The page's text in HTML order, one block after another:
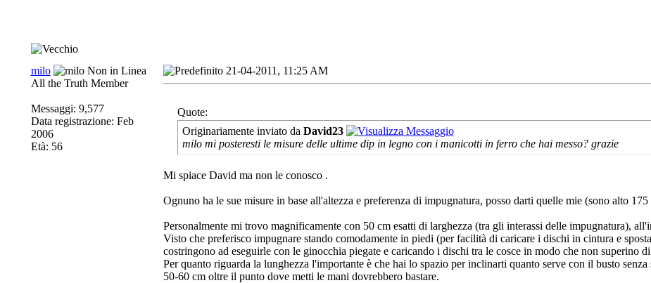
milo
All the Truth Member
Messaggi: 9,577
Data registrazione: Feb
2006
Età: 56
21-04-2011, 11:25 AM
Quote:
Originariamente inviato da David23
milo mi posteresti le misure delle ultime dip in legno con i manicotti in ferro che hai messo? grazie
Mi spiace David ma non le conosco .
Ognuno ha le sue misure in base all'altezza e preferenza di impugnatura, posso darti quelle mie (sono alto
Personalmente mi trovo magnificamente con 50 cm esatti di larghezza (tra gli interassi delle impugnatura),
Visto che preferisco impugnare stando comodamente in piedi (per facilità di caricare i dischi in cintura e
costringono ad eseguirle con le ginocchia piegate e caricando i dischi tra le cosce in modo che non superino
Per quanto riguarda la lunghezza l'importante è che hai lo spazio per inclinarti quanto serve con il busto
50-60 cm oltre il punto dove metti le mani dovrebbero bastare.